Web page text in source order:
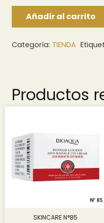
Añadir al carrito
Categoría: TIENDA
Productos
SKINCARE N°85